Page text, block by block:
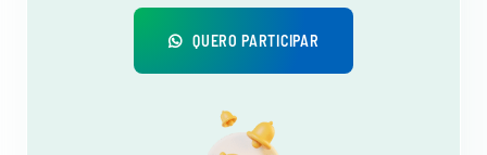
QUERO PARTICIPAR